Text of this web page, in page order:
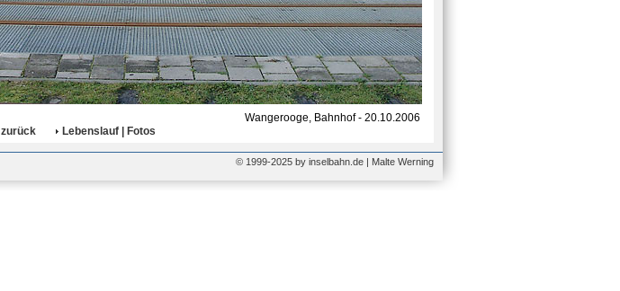
Wangerooge, Bahnhof - 20.10.2006
zurück
Lebenslauf | Fotos
© 1999-2025 by inselbahn.de | Malte Werning